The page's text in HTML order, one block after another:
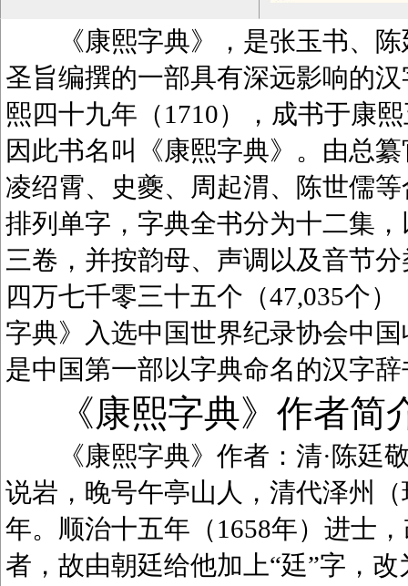
《康熙字典》，是张玉书、陈
圣旨编撰的一部具有深远影响的
熙四十九年（1710），成书于康
因此书名叫《康熙字典》。由总
凌绍霄、史夔、周起渭、陈世儒
排列单字，字典全书分为十二集
三卷，并按韵母、声调以及音节
四万七千零三十五个（47,035个
字典》入选中国世界纪录协会中
是中国第一部以字典命名的汉字辞
《康熙字典》作者简
《康熙字典》作者：清·陈廷敬
说岩，晚号午亭山人，清代泽州
年。顺治十五年（1658年）进士
者，故由朝廷给他加上“廷”字，